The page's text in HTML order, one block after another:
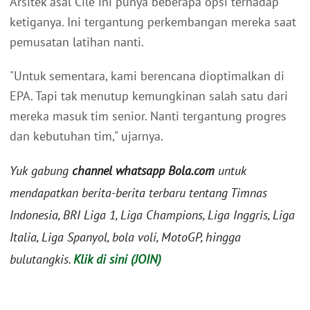
ketiganya. Ini tergantung perkembangan mereka saat
pemusatan latihan nanti.
"Untuk sementara, kami berencana dioptimalkan di
EPA. Tapi tak menutup kemungkinan salah satu dari
mereka masuk tim senior. Nanti tergantung progres
dan kebutuhan tim," ujarnya.
Yuk gabung channel whatsapp Bola.com untuk
mendapatkan berita-berita terbaru tentang Timnas
Indonesia, BRI Liga 1, Liga Champions, Liga Inggris, Liga
Italia, Liga Spanyol, bola voli, MotoGP, hingga
bulutangkis.Klik di sini (JOIN)